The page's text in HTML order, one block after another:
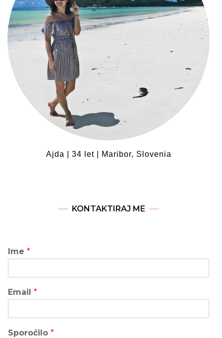
Ajda | 34 let | Maribor, Slovenia
KONTAKTIRAJ ME
Ime *
Email *
Sporočilo *